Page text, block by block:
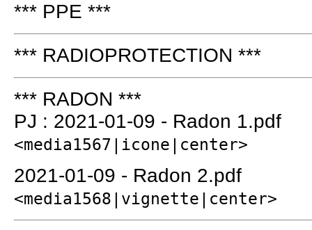
*** PPE ***
*** RADIOPROTECTION ***
*** RADON ***
PJ : 2021-01-09 - Radon 1.pdf
<media1567|icone|center>
2021-01-09 - Radon 2.pdf
<media1568|vignette|center>